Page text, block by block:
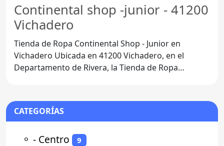
Continental shop -junior - 41200
Vichadero
Tienda de Ropa Continental Shop - Junior en
Vichadero Ubicada en 41200 Vichadero, en el
Departamento de Rivera, la Tienda de Ropa
CATEGORÍAS
⚬ - Centro 9